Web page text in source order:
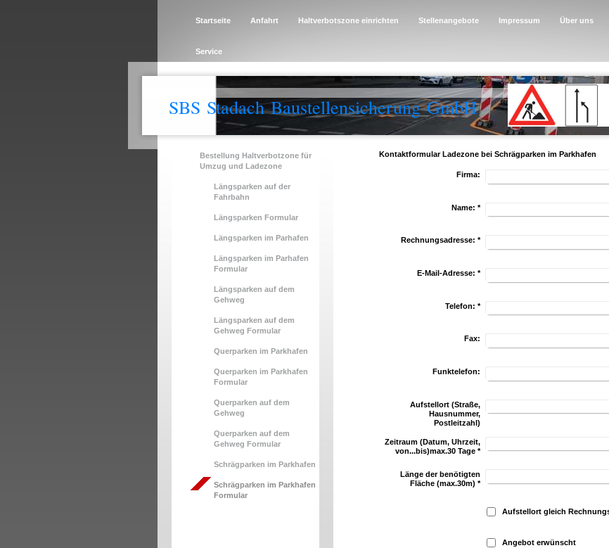
Startseite Anfahrt Haltverbotszone einrichten Stellenangebote Impressum Über uns
Service
SBS Stadach Baustellensicherung GmbH
Bestellung Haltverbotzone für
Umzug und Ladezone
Längsparken auf der
Fahrbahn
Längsparken Formular
Längsparken im Parhafen
Längsparken im Parhafen
Formular
Längsparken auf dem
Gehweg
Längsparken auf dem
Gehweg Formular
Querparken im Parkhafen
Querparken im Parkhafen
Formular
Querparken auf dem
Gehweg
Querparken auf dem
Gehweg Formular
Schrägparken im Parkhafen
Schrägparken im Parkhafen
Formular
Kontaktformular Ladezone bei Schrägparken im Parkhafen
Firma:
Name: *
Rechnungsadresse: *
E-Mail-Adresse: *
Telefon: *
Fax:
Funktelefon:
Aufstellort (Straße,
Hausnummer,
Postleitzahl)
Zeitraum (Datum, Uhrzeit,
von...bis)max.30 Tage*
Länge der benötigten
Fläche (max.30m) *
Aufstellort gleich
Angebot erwünscht